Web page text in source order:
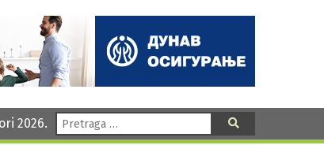
2026. Pretraga: